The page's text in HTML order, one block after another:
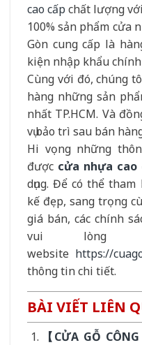
cao cấp chất lượng
100% sản phẩm cửa
Gòn cung cấp là
kiện nhập khẩu
Cùng với đó, chúng
hàng những sản
nhất TP.HCM. Và
vụ bảo trì sau bán
Hi vọng những
được cửa nhựa cao
dụng. Để có thể
kế đẹp, sang trọng
giá bán, các chính
vui lòng
website https://
thông tin chi tiết.
BÀI VIẾT LIÊN
【CỬA GỖ